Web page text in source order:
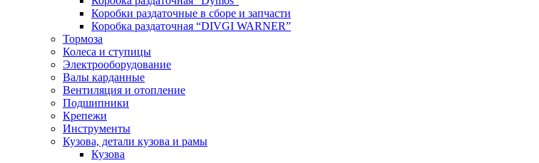
Коробки раздаточные в сборе и запчасти
Коробка раздаточная “DIVGI WARNER”
Тормоза
Колеса и ступицы
Электрооборудование
Валы карданные
Вентиляция и отопление
Подшипники
Крепежи
Инструменты
Кузова, детали кузова и рамы
Кузова